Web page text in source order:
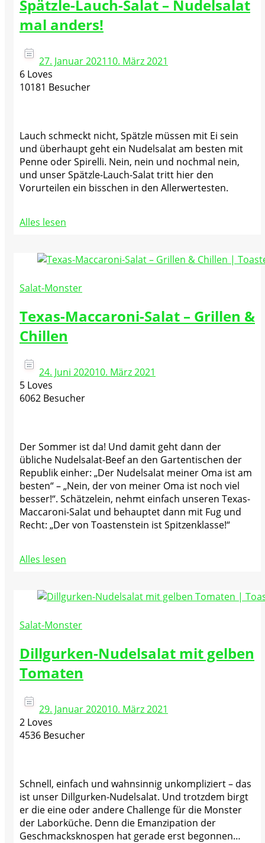
Spätzle-Lauch-Salat – Nudelsalat
mal anders!
27. Januar 202110. März 2021
6 Loves
10181 Besucher
Lauch schmeckt nicht, Spätzle müssen mit Ei sein
und überhaupt geht ein Nudelsalat am besten mit
Penne oder Spirelli. Nein, nein und nochmal nein,
und unser Spätzle-Lauch-Salat tritt hier den
Vorurteilen ein bisschen in den Allerwertesten.
Alles lesen
Salat-Monster
Texas-Maccaroni-Salat – Grillen &
Chillen
24. Juni 202010. März 2021
5 Loves
6062 Besucher
Der Sommer ist da! Und damit geht dann der
übliche Nudelsalat-Beef an den Gartentischen der
Republik einher: „Der Nudelsalat meiner Oma ist am
besten“ – „Nein, der von meiner Oma ist noch viel
besser!“. Schätzelein, nehmt einfach unseren Texas-
Maccaroni-Salat und behauptet dann mit Fug und
Recht: „Der von Toastenstein ist Spitzenklasse!“
Alles lesen
Salat-Monster
Dillgurken-Nudelsalat mit gelben
Tomaten
29. Januar 202010. März 2021
2 Loves
4536 Besucher
Schnell, einfach und wahnsinnig unkompliziert – das
ist unser Dillgurken-Nudelsalat. Und trotzdem birgt
er die eine oder andere Challenge für die Monster
der Laborküche. Denn die Emanzipation der
Geschmacksknospen hat gerade erst begonnen…